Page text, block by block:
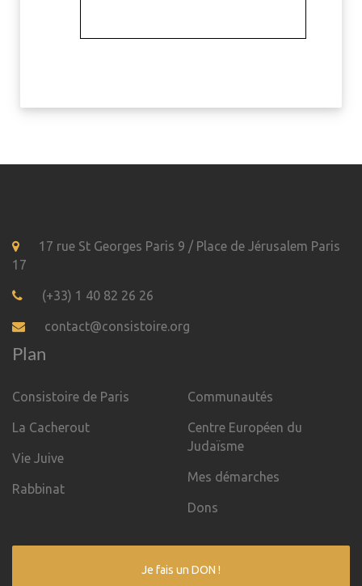
17 rue St Georges Paris 9 / Place de Jérusalem Paris
17
(+33) 1 40 82 26 26
contact@consistoire.org
Plan
Consistoire de Paris
La Cacherout
Vie Juive
Rabbinat
Communautés
Centre Européen du
Judaïsme
Mes démarches
Dons
Je fais un DON !